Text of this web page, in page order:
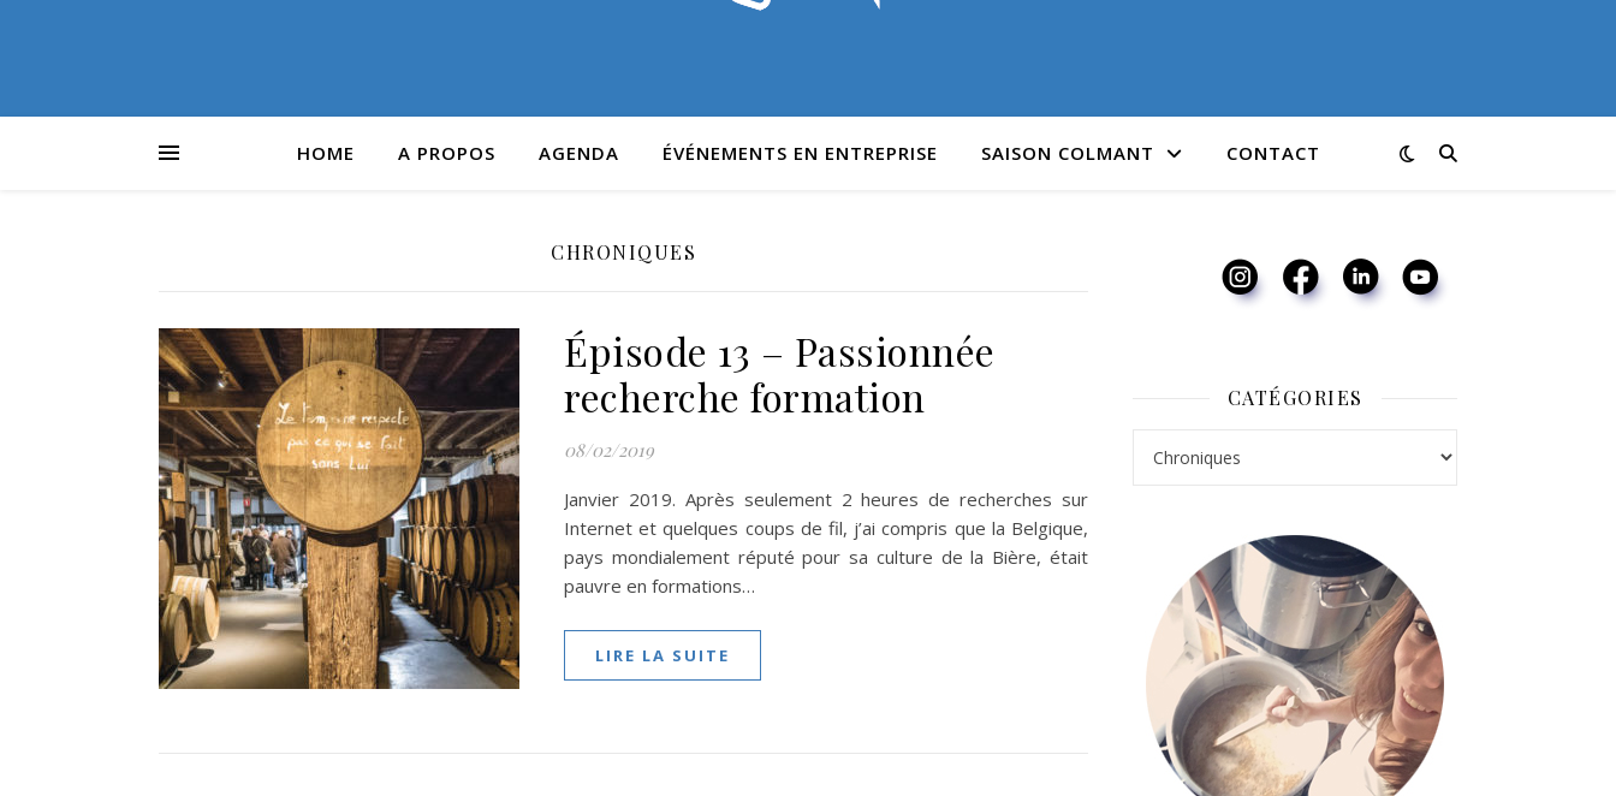
HOME A PROPOS AGENDA ÉVÉNEMENTS EN ENTREPRISE SAISON COLMANT CONTACT
CHRONIQUES
Épisode 13 – Passionnée
recherche formation
08/02/2019
Janvier 2019. Après seulement 2 heures de recherches sur
Internet et quelques coups de fil, j’ai compris que la Belgique,
pays mondialement réputé pour sa culture de la Bière, était
pauvre en formations…
LIRE LA SUITE
CATÉGORIES